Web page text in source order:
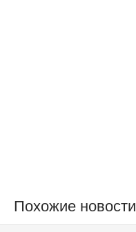
Похожие новости